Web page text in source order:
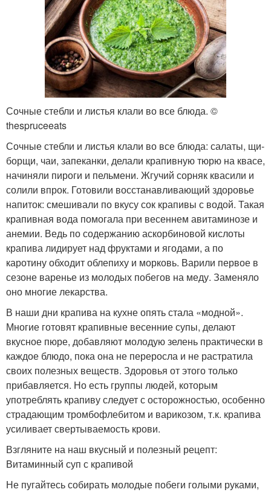
Сочные стебли и листья клали во все блюда. ©
thespruceeats
Сочные стебли и листья клали во все блюда: салаты, щи-
борщи, чаи, запеканки, делали крапивную тюрю на квасе,
начиняли пироги и пельмени. Жгучий сорняк квасили и
солили впрок. Готовили восстанавливающий здоровье
напиток: смешивали по вкусу сок крапивы с водой. Такая
крапивная вода помогала при весеннем авитаминозе и
анемии. Ведь по содержанию аскорбиновой кислоты
крапива лидирует над фруктами и ягодами, а по
каротину обходит облепиху и морковь. Варили первое в
сезоне варенье из молодых побегов на меду. Заменяло
оно многие лекарства.
В наши дни крапива на кухне опять стала «модной».
Многие готовят крапивные весенние супы, делают
вкусное пюре, добавляют молодую зелень практически в
каждое блюдо, пока она не переросла и не растратила
своих полезных веществ. Здоровья от этого только
прибавляется. Но есть группы людей, которым
употреблять крапиву следует с осторожностью, особенно
страдающим тромбофлебитом и варикозом, т.к. крапива
усиливает свертываемость крови.
Взгляните на наш вкусный и полезный рецепт:
Витаминный суп с крапивой
Не пугайтесь собирать молодые побеги голыми руками,